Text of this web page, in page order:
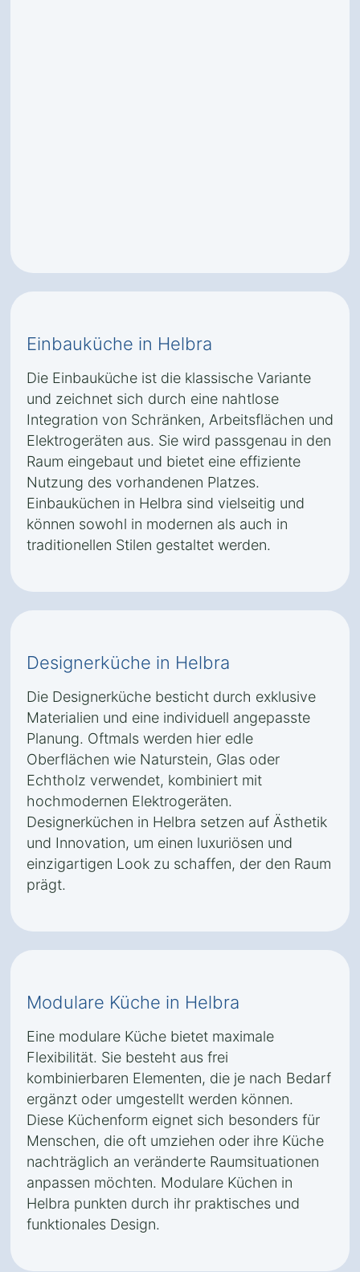
Einbauküche in Helbra
Die Einbauküche ist die klassische Variante
und zeichnet sich durch eine nahtlose
Integration von Schränken, Arbeitsflächen und
Elektrogeräten aus. Sie wird passgenau in den
Raum eingebaut und bietet eine effiziente
Nutzung des vorhandenen Platzes.
Einbauküchen in Helbra sind vielseitig und
können sowohl in modernen als auch in
traditionellen Stilen gestaltet werden.
Designerküche in Helbra
Die Designerküche besticht durch exklusive
Materialien und eine individuell angepasste
Planung. Oftmals werden hier edle
Oberflächen wie Naturstein, Glas oder
Echtholz verwendet, kombiniert mit
hochmodernen Elektrogeräten.
Designerküchen in Helbra setzen auf Ästhetik
und Innovation, um einen luxuriösen und
einzigartigen Look zu schaffen, der den Raum
prägt.
Modulare Küche in Helbra
Eine modulare Küche bietet maximale
Flexibilität. Sie besteht aus frei
kombinierbaren Elementen, die je nach Bedarf
ergänzt oder umgestellt werden können.
Diese Küchenform eignet sich besonders für
Menschen, die oft umziehen oder ihre Küche
nachträglich an veränderte Raumsituationen
anpassen möchten. Modulare Küchen in
Helbra punkten durch ihr praktisches und
funktionales Design.